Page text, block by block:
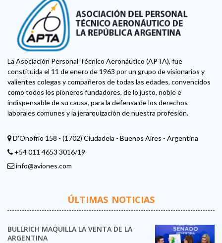
La Asociación Personal Técnico Aeronáutico (APTA), fue
constituida el 11 de enero de 1963 por un grupo de visionarios y
valientes colegas y compañeros de todas las edades, convencidos
como todos los pioneros fundadores, de lo justo, noble e
indispensable de su causa, para la defensa de los derechos
laborales comunes y la jerarquización de nuestra profesión.
D'Onofrio 158 - (1702) Ciudadela - Buenos Aires - Argentina
+54 011 4653 3016/19
info@aviones.com
ÚLTIMAS NOTICIAS
BULLRICH MAQUILLA LA VENTA DE LA
ARGENTINA